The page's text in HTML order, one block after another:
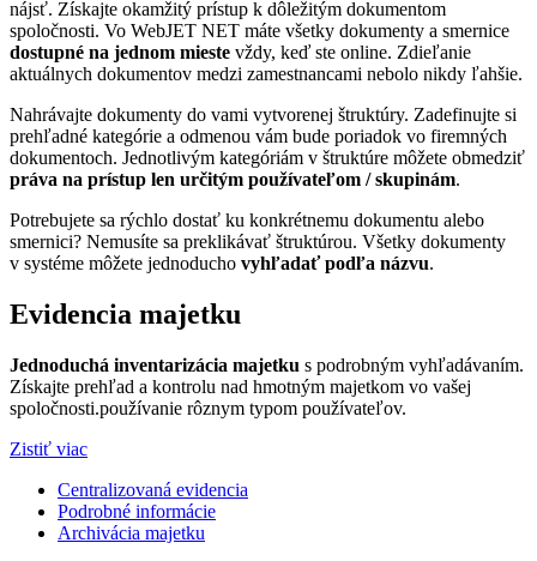
nájsť. Získajte okamžitý prístup k dôležitým dokumentom
spoločnosti. Vo WebJET NET máte všetky dokumenty a smernice
dostupné na jednom mieste vždy, keď ste online. Zdieľanie
aktuálnych dokumentov medzi zamestnancami nebolo nikdy ľahšie.
Nahrávajte dokumenty do vami vytvorenej štruktúry. Zadefinujte si
prehľadné kategórie a odmenou vám bude poriadok vo firemných
dokumentoch. Jednotlivým kategóriám v štruktúre môžete obmedziť
práva na prístup len určitým používateľom / skupinám.
Potrebujete sa rýchlo dostať ku konkrétnemu dokumentu alebo
smernici? Nemusíte sa preklikávať štruktúrou. Všetky dokumenty
v systéme môžete jednoducho vyhľadať podľa názvu.
Evidencia majetku
Jednoduchá inventarizácia majetku s podrobným vyhľadávaním.
Získajte prehľad a kontrolu nad hmotným majetkom vo vašej
spoločnosti.používanie rôznym typom používateľov.
Zistiť viac
Centralizovaná evidencia
Podrobné informácie
Archivácia majetku